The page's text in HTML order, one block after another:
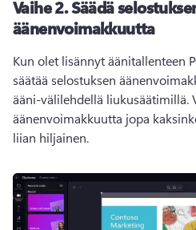
Vaihe 2.Säädä
äänenvoimakkuutta
Kun olet lisännyt äänitallenteen
säätää selostuksen
ääni-välilehdellä liukusäätimillä.
äänenvoimakkuutta jopa
liian hiljainen.